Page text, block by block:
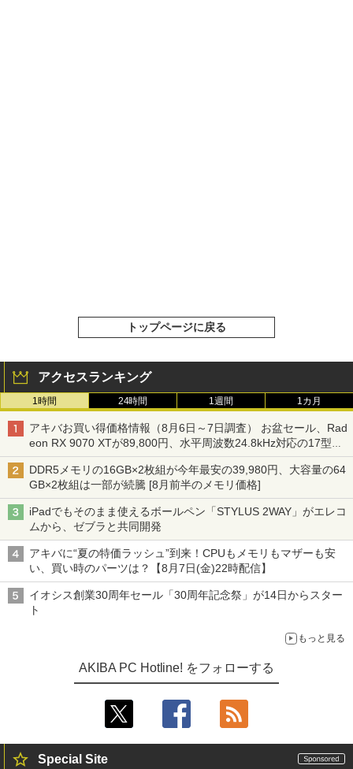
トップページに戻る
アクセスランキング
1時間 24時間 1週間 1カ月
アキバお買い得価格情報（8月6日～7日調査） お盆セール、Rad
eon RX 9070 XTが89,800円、水平周波数24.8kHz対応の17型モ
ニターが9,801円、暑さ指数連動セール ほか
DDR5メモリの16GB×2枚組が今年最安の39,980円、大容量の64
GB×2枚組は一部が続騰 [8月前半のメモリ価格]
iPadでもそのまま使えるボールペン「STYLUS 2WAY」がエレコ
ムから、ゼブラと共同開発
アキバに“夏の特価ラッシュ”到来！CPUもメモリもマザーも安
い、買い時のパーツは？【8月7日(金)22時配信】
イオシス創業30周年セール「30周年記念祭」が14日からスター
ト
もっと見る
AKIBA PC Hotline! をフォローする
Special Site